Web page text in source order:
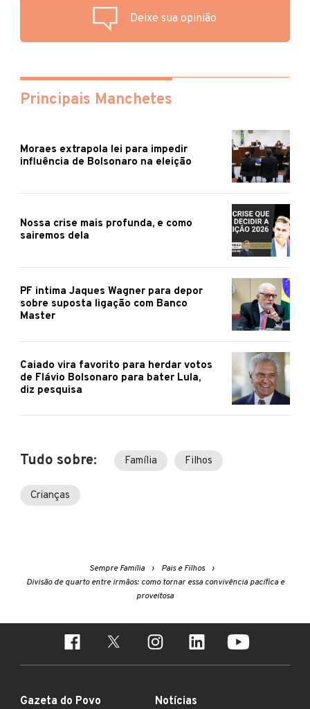
Deixe sua opinião
Principais Manchetes
Moraes extrapola lei para impedir
influência de Bolsonaro na eleição
Nossa crise mais profunda, e como
sairemos dela
PF intima Jaques Wagner para depor
sobre suposta ligação com Banco
Master
Caiado vira favorito para herdar votos
de Flávio Bolsonaro para bater Lula,
diz pesquisa
Tudo sobre: Família Filhos
Crianças
Sempre Família
Pais e Filhos
Divisão de quarto entre irmãos: como tornar essa convivência pacífica e
proveitosa
Gazeta do Povo Notícias